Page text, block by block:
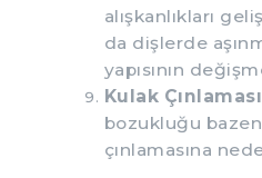
alışkanlıkları
da dişlerde
yapısının
Kulak
bozukluğu
çınlamasına